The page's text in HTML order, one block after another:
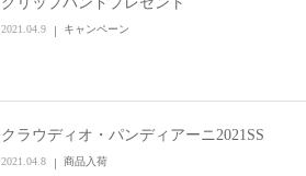
2021.04.9 キャンペーン
クラウディオ・パンディアーニ2021SS
2021.04.8 商品入荷